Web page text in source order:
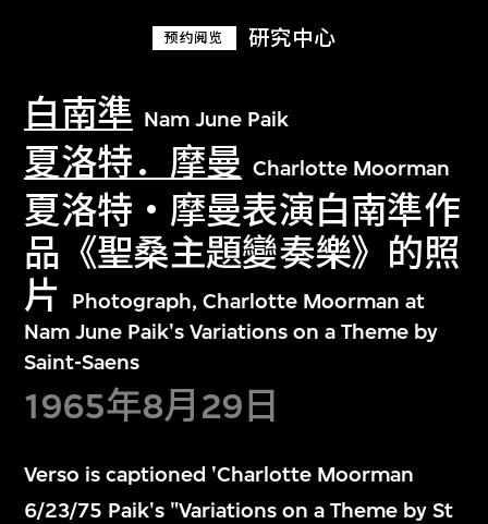
预约阅览 研究中心
白南準 Nam June Paik
夏洛特．摩曼 Charlotte Moorman
夏洛特・摩曼表演白南準作
品《聖桑主題變奏樂》的照
片
Photograph, Charlotte Moorman at
Nam June Paik's Variations on a Theme by
Saint-Saens
1965年8月29日
Verso is captioned 'Charlotte Moorman
6/23/75 Paik's "Variations on a Theme by St